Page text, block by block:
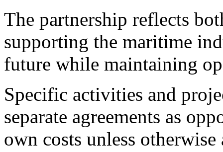
The partnership reflects
supporting the maritime
future while maintaining
Specific activities and
separate agreements as
own costs unless otherwise